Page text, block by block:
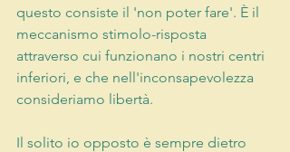
questo consiste il 'non poter fare'. È il
meccanismo stimolo-risposta
attraverso cui funzionano i nostri centri
inferiori, e che nell'inconsapevolezza
consideriamo libertà.
Il solito io opposto è sempre dietro